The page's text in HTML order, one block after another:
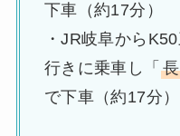
下車（約17分）
・JR岐阜から
行きに乗車し「
で下車（約17分）